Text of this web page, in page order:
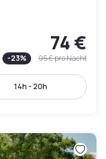
74 €
-23% 95 €pro Nacht
14h - 20h